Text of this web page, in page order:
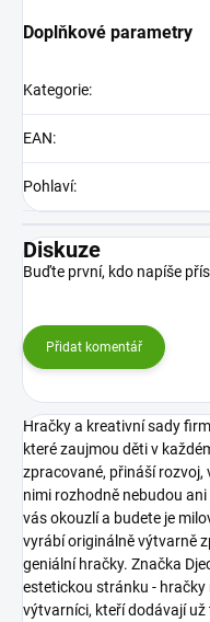
Doplňkové parametry
Kategorie:
EAN:
Pohlaví:
Diskuze
Buďte první, kdo napíše
Přidat komentář
Hračky a kreativní sady
které zaujmou děti v
zpracované, přináší rozvoj,
nimi rozhodně nebudou
vás okouzlí a budete je
vyrábí originálně výtvarně
geniální hračky. Značka
estetickou stránku -
výtvarníci, kteří dodávají